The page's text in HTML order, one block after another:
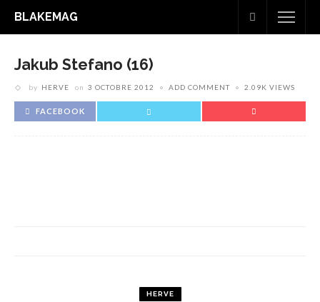
BLAKEMAG
Jakub Stefano (16)
by HERVE on 3 OCTOBRE 2012 ADD COMMENT 2.09K VIEWS
FACEBOOK
HERVE